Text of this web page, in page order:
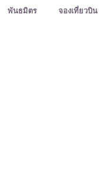
พันธมิตร จองเที่ยวบิน